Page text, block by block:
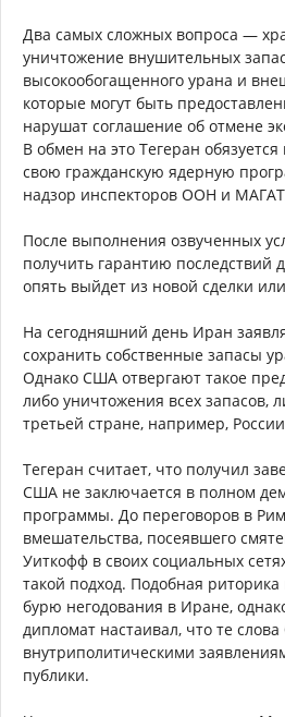
Два самых сложных вопроса —
уничтожение внушительных
высокообогащенного урана и
которые могут быть
нарушат соглашение об отмене
В обмен на это Тегеран
свою гражданскую ядерную
надзор инспекторов ООН и
После выполнения озвученных
получить гарантию последствий
опять выйдет из новой сделки
На сегодняшний день Иран
сохранить собственные запасы
Однако США отвергают такое
либо уничтожения всех запасов,
третьей стране, например,
Тегеран считает, что получил
США не заключается в полном
программы. До переговоров в
вмешательства, посеявшего
Уиткофф в своих социальных
такой подход. Подобная
бурю негодования в Иране,
дипломат настаивал, что те
внутриполитическими
публики.